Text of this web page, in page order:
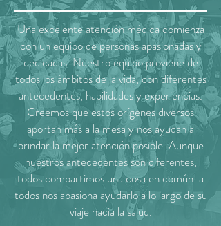
Una excelente atención médica comienza
con un equipo de personas apasionadas y
dedicadas. Nuestro equipo proviene de
todos los ámbitos de la vida, con diferentes
antecedentes, habilidades y experiencias.
Creemos que estos orígenes diversos
aportan más a la mesa y nos ayudan a
brindar la mejor atención posible. Aunque
nuestros antecedentes son diferentes,
todos compartimos una cosa en común: a
todos nos apasiona ayudarlo a lo largo de su
viaje hacia la salud.